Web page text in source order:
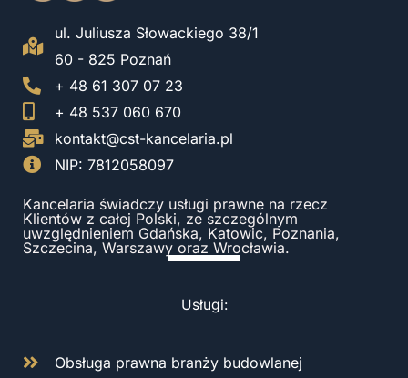
ul. Juliusza Słowackiego 38/1
60 - 825 Poznań
+ 48 61 307 07 23
+ 48 537 060 670
kontakt@cst-kancelaria.pl
NIP: 7812058097
Kancelaria świadczy usługi prawne na rzecz
Klientów z całej Polski, ze szczególnym
uwzględnieniem Gdańska, Katowic, Poznania,
Szczecina, Warszawy oraz Wrocławia.
Usługi:
Obsługa prawna branży budowlanej